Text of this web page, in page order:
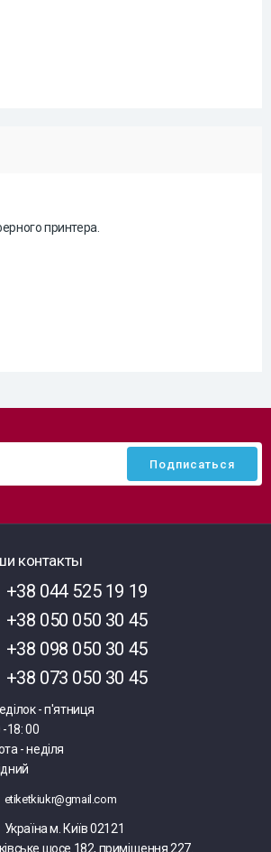
принтера.
контакты
+38 044 525 19 19
+38 050 050 30 45
+38 098 050 30 45
+38 073 050 30 45
- п'ятниця
-18: 00
- неділя
etiketkiukr@gmail.com
Україна м. Київ 02121
шосе 182, приміщення 227.